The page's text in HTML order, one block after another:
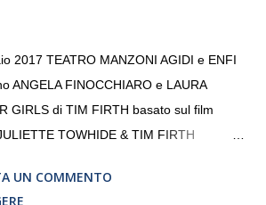
2017 TEATRO MANZONI AGIDI e ENFI
ANGELA FINOCCHIARO e LAURA
GIRLS di TIM FIRTH basato sul film
TOWHIDE & TIM FIRTH
UN COMMENTO